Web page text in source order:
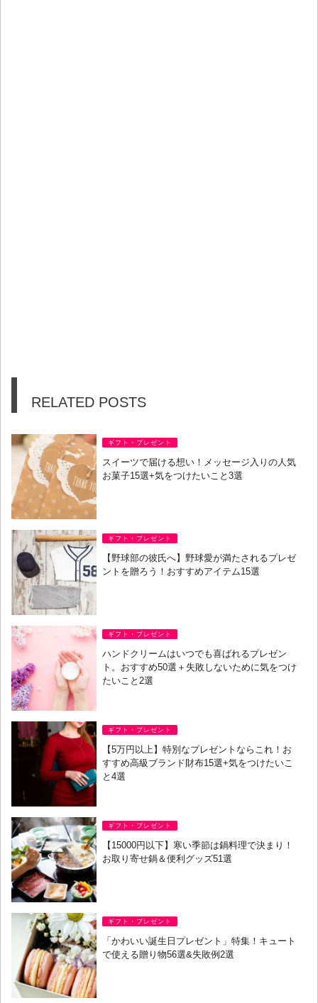
RELATED POSTS
ギフト・プレゼント
スイーツで届ける想い！メッセージ入りの人気
お菓子15選+気をつけたいこと3選
ギフト・プレゼント
【野球部の彼氏へ】野球愛が満たされるプレゼ
ントを贈ろう！おすすめアイテム15選
ギフト・プレゼント
ハンドクリームはいつでも喜ばれるプレゼン
ト。おすすめ50選＋失敗しないために気をつけ
たいこと2選
ギフト・プレゼント
【5万円以上】特別なプレゼントならこれ！お
すすめ高級ブランド財布15選+気をつけたいこ
と4選
ギフト・プレゼント
【15000円以下】寒い季節は鍋料理で決まり！
お取り寄せ鍋＆便利グッズ51選
ギフト・プレゼント
「かわいい誕生日プレゼント」特集！キュート
で使える贈り物56選&失敗例2選